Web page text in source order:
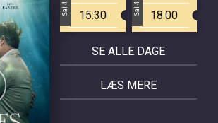
Sal 4 15:30 Sal 4 18:00
SE ALLE DAGE
LÆS MERE